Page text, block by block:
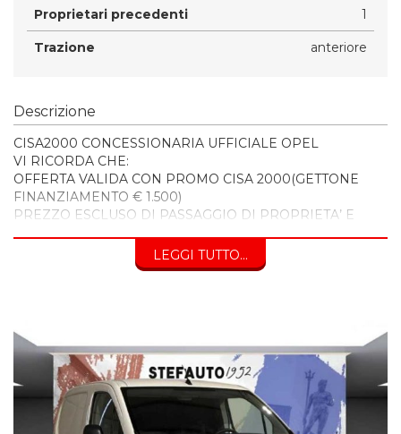
Proprietari precedenti 1
Trazione anteriore
Descrizione
CISA2000 CONCESSIONARIA UFFICIALE OPEL
VI RICORDA CHE:
OFFERTA VALIDA CON PROMO CISA 2000(GETTONE
FINANZIAMENTO € 1.500)
PREZZO ESCLUSO DI PASSAGGIO DI PROPRIETA’ E
INOLTRE VI INVITIAMO A SPECIFICARE:
- IN CASO DI AUTO DA PERMUTARE o ROTTAMARE
INDICARE:
(MODELLO, ANNO DI IMMATRICOLAZIONE, KM)
Per info su questa vettura contattare
LEGGI TUTTO...